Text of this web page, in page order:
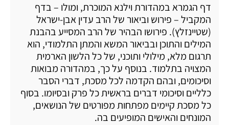
דף הגמרא במהדורת וילנא המוכרת, ומולו – בדף
המקביל – פירוש וביאור של הרב עדין אבן-ישראל
(שטיינזלץ). פירושו הבהיר של הרב המסייע בהבנת
המילים והתוכן ובביאור המשא והמתן התלמודי, הוא
תרגום מלא, מילולי ותוכני, של כל הלשון הארמית
המצויה בתלמוד. בנוסף על כך, במהדורה מבואות
וסיכומים, ובהם הקדמה לכל מסכת, דברי הסבר
כלליים וסיכומי דברים בראשית כל פרק ובסיומו. בסוף
כל מסכת קיימים מפתחות מפורטים של הנושאים,
המונחים והאישים המופיעים בה.